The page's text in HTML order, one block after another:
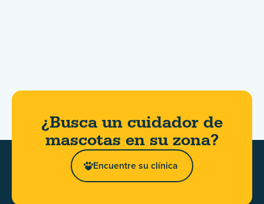
¿Busca un cuidador de
mascotas en su zona?
Encuentre su clínica